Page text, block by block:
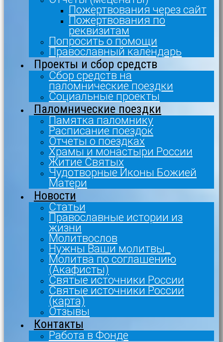
Пожертвования через сайт
Пожертвования по
реквизитам
Попросить о помощи
Православный календарь
Проекты и сбор средств
Сбор средств на
паломнические поездки
Социальные проекты
Паломнические поездки
Памятка паломнику
Расписание поездок
Отчеты о поездках
Храмы и монастыри России
Житие Святых
Чудотворные Иконы Божией
Матери
Новости
Статьи
Православные истории из
жизни
Молитвослов
Нужны Ваши молитвы_
Молитва по соглашению
(Акафисты)
Святые источники России
Святые источники России
(карта)
Отзывы
Контакты
Работа в Фонде